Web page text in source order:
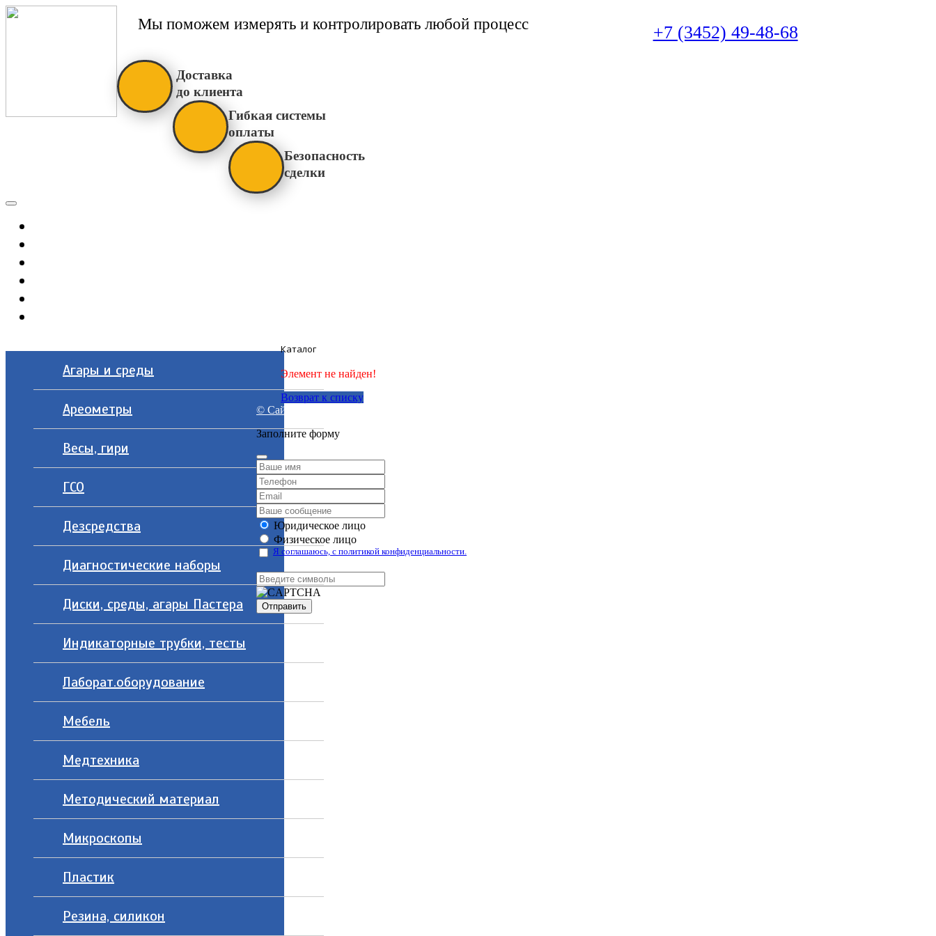
Мы поможем измерять и контролировать любой процесс +7 (3452) 49-48-68
Доставка
до клиента
Гибкая системы
оплаты
Безопасность
сделки
Агары и среды
Ареометры
Весы, гири
ГСО
Дезсредства
Диагностические наборы
Диски, среды, агары Пастера
Индикаторные трубки, тесты
Лаборат.оборудование
Мебель
Медтехника
Методический материал
Микроскопы
Пластик
Резина, силикон
Каталог
Элемент не найден!
Возврат к списку
© Сайт разработан компанией Tyumen-soft.Digital
Заполните форму
Юридическое лицо
Физическое лицо
Я соглашаюсь, с политикой конфиденциальности.